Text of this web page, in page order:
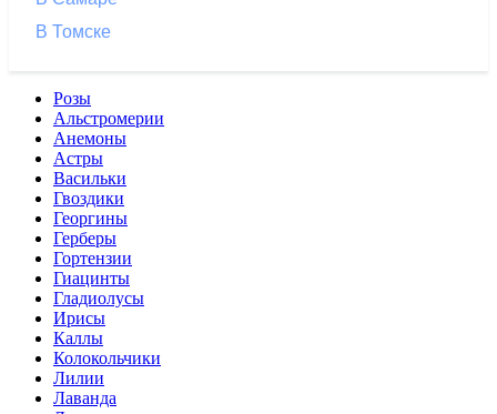
В Томске
Розы
Альстромерии
Анемоны
Астры
Васильки
Гвоздики
Георгины
Герберы
Гортензии
Гиацинты
Гладиолусы
Ирисы
Каллы
Колокольчики
Лилии
Лаванда